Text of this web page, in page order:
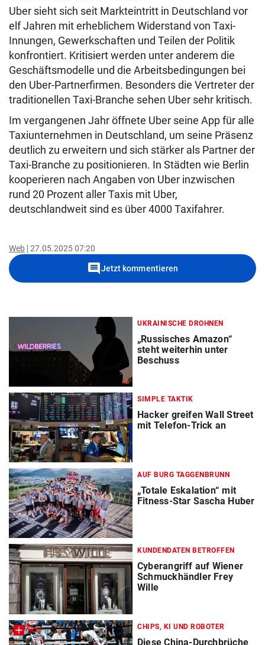
Uber sieht sich seit Markteintritt in Deutschland vor
elf Jahren mit erheblichem Widerstand von Taxi-
Innungen, Gewerkschaften und Teilen der Politik
konfrontiert. Kritisiert werden unter anderem die
Geschäftsmodelle und die Arbeitsbedingungen bei
den Uber-Partnerfirmen. Besonders die Vertreter der
traditionellen Taxi-Branche sehen Uber sehr kritisch.
Im vergangenen Jahr öffnete Uber seine App für alle
Taxiunternehmen in Deutschland, um seine Präsenz
deutlich zu erweitern und sich stärker als Partner der
Taxi-Branche zu positionieren. In Städten wie Berlin
kooperieren nach Angaben von Uber inzwischen
rund 20 Prozent aller Taxis mit Uber,
deutschlandweit sind es über 4000 Taxifahrer.
Web 27.05.2025 07:20
commentJetzt kommentieren
UKRAINISCHE DROHNEN
„Russisches Amazon“
steht weiterhin unter
Beschuss
SIMPLE TAKTIK
Hacker greifen Wall Street
mit Telefon-Trick an
AUF BURG TAGGENBRUNN
„Totale Eskalation“ mit
Fitness-Star Sascha Huber
KUNDENDATEN BETROFFEN
Cyberangriff auf Wiener
Schmuckhändler Frey
Wille
CHIPS, KI UND ROBOTER
Diese China-Durchbrüche